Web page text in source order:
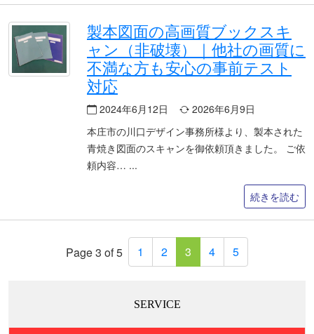
製本図面の高画質ブックスキ
ャン（非破壊）｜他社の画質に
不満な方も安心の事前テスト
対応
2024年6月12日
2026年6月9日
本庄市の川口デザイン事務所様より、製本された
青焼き図面のスキャンを御依頼頂きました。 ご依
頼内容…
続きを読む
Page 3 of 5 1 2 3 4 5
SERVICE